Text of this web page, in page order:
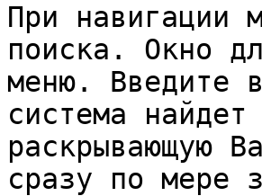
При навигации
поиска. Окно
меню. Введите
система
раскрывающую
сразу по мере